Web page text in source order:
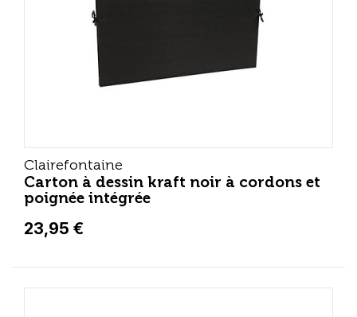
Clairefontaine
Carton à dessin kraft noir à cordons et
poignée intégrée
23,95 €